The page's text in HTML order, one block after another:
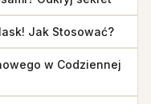
Jak Stosować?
w Codziennej